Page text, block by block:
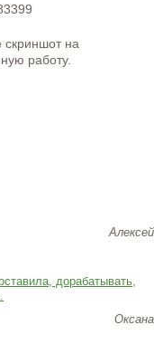
скриншот на
работу.
Алексей
дорабатывать,
Оксана